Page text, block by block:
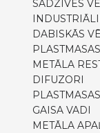
SADZĪVES
DABISKĀS
METĀLA
DIFUZORI
GAISA VADI
METĀLA